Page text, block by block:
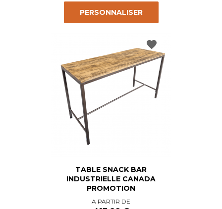
PERSONNALISER
TABLE SNACK BAR
INDUSTRIELLE CANADA
PROMOTION
Prix
Prix
A PARTIR DE
favorite